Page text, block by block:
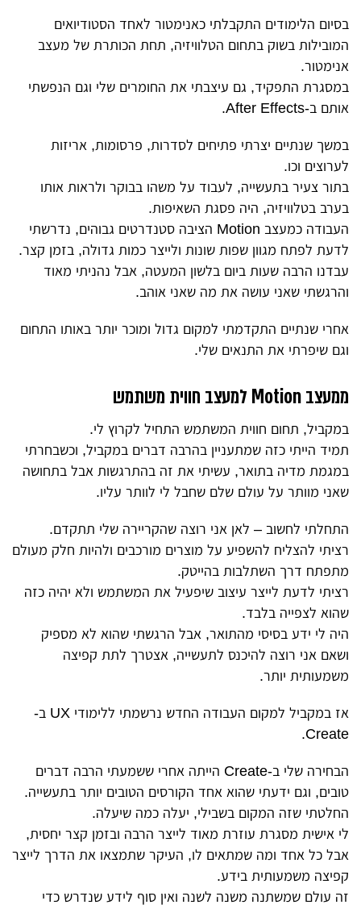
בסיום הלימודים התקבלתי כאנימטור לאחד הסטודיואים
המובילות בשוק בתחום הטלוויזיה, תחת הכותרת של מעצב
אנימטור.
במסגרת התפקיד, גם עיצבתי את החומרים שלי וגם הנפשתי
אותם ב-After Effects.
במשך שנתיים יצרתי פתיחים לסדרות, פרסומות, אריזות
לערוצים וכו.
בתור צעיר בתעשייה, לעבוד על משהו בבוקר ולראות אותו
בערב בטלוויזיה, היה פסגת השאיפות.
העבודה כמעצב Motion הציבה סטנדרטים גבוהים, נדרשתי
לדעת לפתח מגוון שפות שונות ולייצר כמות גדולה, בזמן קצר.
עבדנו הרבה שעות ביום בלשון המעטה, אבל נהניתי מאוד
והרגשתי שאני עושה את מה שאני אוהב.
אחרי שנתיים התקדמתי למקום גדול ומוכר יותר באותו התחום
וגם שיפרתי את התנאים שלי.
ממעצב Motion למעצב חווית משתמש
במקביל, תחום חווית המשתמש התחיל לקרוץ לי.
תמיד הייתי כזה שמתעניין בהרבה דברים במקביל, וכשבחרתי
במגמת מדיה בתואר, עשיתי את זה בהתרגשות אבל בתחושה
שאני מוותר על עולם שלם שחבל לי לוותר עליו.
התחלתי לחשוב – לאן אני רוצה שהקריירה שלי תתקדם.
רציתי להצליח להשפיע על מוצרים מורכבים ולהיות חלק מעולם
מתפתח דרך השתלבות בהייטק.
רציתי לדעת לייצר עיצוב שיפעיל את המשתמש ולא יהיה כזה
שהוא לצפייה בלבד.
היה לי ידע בסיסי מהתואר, אבל הרגשתי שהוא לא מספיק
ושאם אני רוצה להיכנס לתעשייה, אצטרך לתת קפיצה
משמעותית יותר.
אז במקביל למקום העבודה החדש נרשמתי ללימודי UX ב-
Create.
הבחירה שלי ב-Create הייתה אחרי ששמעתי הרבה דברים
טובים, וגם ידעתי שהוא אחד הקורסים הטובים יותר בתעשייה.
החלטתי שזה המקום בשבילי, יעלה כמה שיעלה.
לי אישית מסגרת עוזרת מאוד לייצר הרבה ובזמן קצר יחסית,
אבל כל אחד ומה שמתאים לו, העיקר שתמצאו את הדרך לייצר
קפיצה משמעותית בידע.
זה עולם שמשתנה משנה לשנה ואין סוף לידע שנדרש כדי